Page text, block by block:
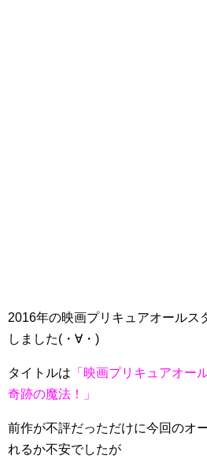
2016年の映画プリキュアオールス
しました(・∀・)
タイトルは 「映画プリキュアオー
奇跡の魔法！」
前作が不評だっただけに今回のオ
れるか不安でしたが